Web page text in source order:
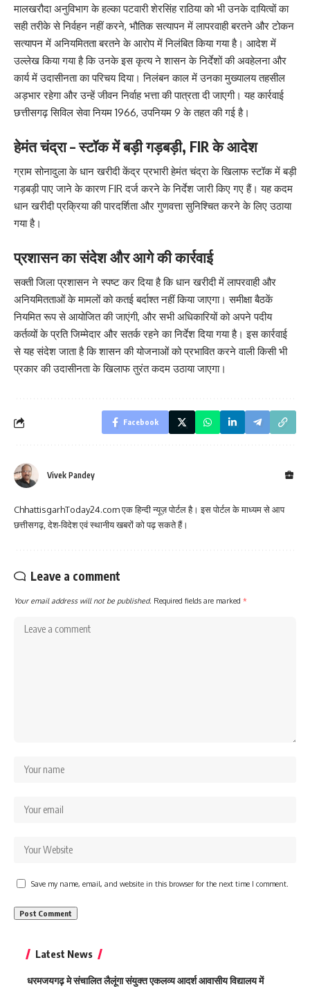
मालखरौदा अनुविभाग के हल्का पटवारी शेरसिंह राठिया को भी उनके दायित्वों का
सही तरीके से निर्वहन नहीं करने, भौतिक सत्यापन में लापरवाही बरतने और टोकन
सत्यापन में अनियमितता बरतने के आरोप में निलंबित किया गया है। आदेश में
उल्लेख किया गया है कि उनके इस कृत्य ने शासन के निर्देशों की अवहेलना और
कार्य में उदासीनता का परिचय दिया। निलंबन काल में उनका मुख्यालय तहसील
अड़भार रहेगा और उन्हें जीवन निर्वाह भत्ता की पात्रता दी जाएगी। यह कार्रवाई
छत्तीसगढ़ सिविल सेवा नियम 1966, उपनियम 9 के तहत की गई है।
हेमंत चंद्रा – स्टॉक में बड़ी गड़बड़ी, FIR के आदेश
ग्राम सोनादुला के धान खरीदी केंद्र प्रभारी हेमंत चंद्रा के खिलाफ स्टॉक में बड़ी
गड़बड़ी पाए जाने के कारण FIR दर्ज करने के निर्देश जारी किए गए हैं। यह कदम
धान खरीदी प्रक्रिया की पारदर्शिता और गुणवत्ता सुनिश्चित करने के लिए उठाया
गया है।
प्रशासन का संदेश और आगे की कार्रवाई
सक्ती जिला प्रशासन ने स्पष्ट कर दिया है कि धान खरीदी में लापरवाही और
अनियमितताओं के मामलों को कतई बर्दाश्त नहीं किया जाएगा। समीक्षा बैठकें
नियमित रूप से आयोजित की जाएंगी, और सभी अधिकारियों को अपने पदीय
कर्तव्यों के प्रति जिम्मेदार और सतर्क रहने का निर्देश दिया गया है। इस कार्रवाई
से यह संदेश जाता है कि शासन की योजनाओं को प्रभावित करने वाली किसी भी
प्रकार की उदासीनता के खिलाफ तुरंत कदम उठाया जाएगा।
Facebook
Vivek Pandey
ChhattisgarhToday24.com एक हिन्दी न्यूज़ पोर्टल है। इस पोर्टल के माध्यम से आप
छत्तीसगढ़, देश-विदेश एवं स्थानीय खबरों को पढ़ सकते हैं।
Leave a comment
Your email address will not be published. Required fields are marked *
Save my name, email, and website in this browser for the next time I comment.
Latest News
धरमजयगढ़ मे संचालित लैलूंगा संयुक्त एकलव्य आदर्श आवासीय विद्यालय में